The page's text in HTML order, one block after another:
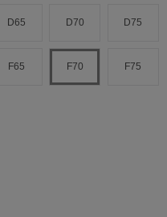
D65 D70 D75
F65 F70 F75